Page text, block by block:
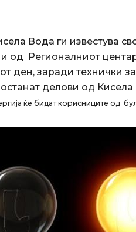
Вода ги известува
од Регионалниот центар
ден, заради технички
останат делови од
ќе бидат корисниците од